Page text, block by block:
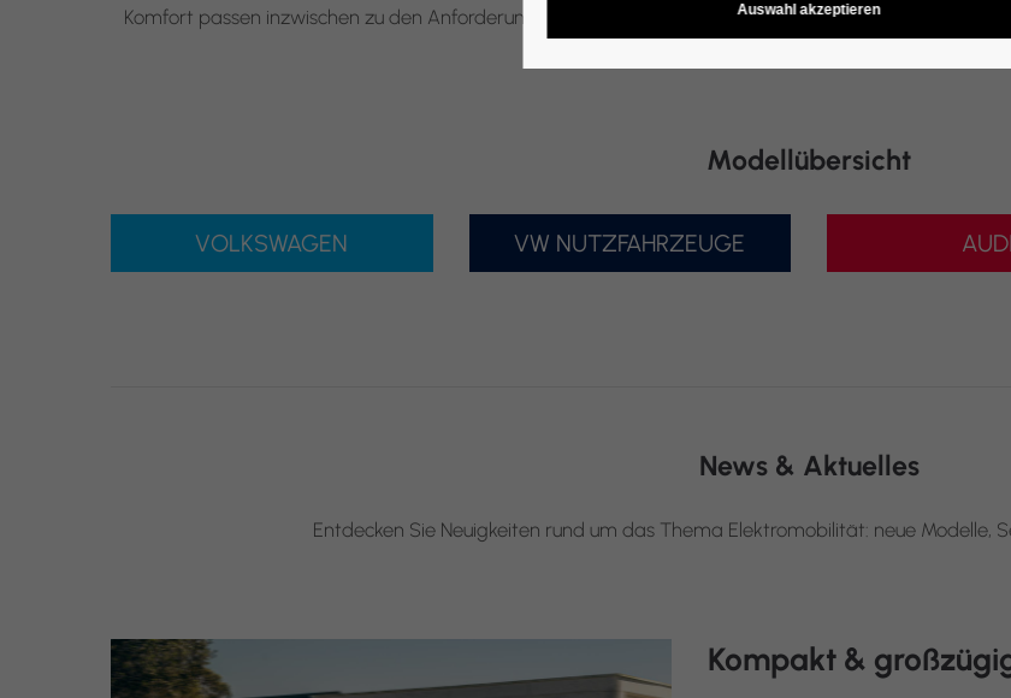
Komfort passen inzwischen zu den Anforderungen im täglichen Leben. Lassen Sie sich bei ZEMKE
Modellübersicht
VOLKSWAGEN VW NUTZFAHRZEUGE AUDI
News & Aktuelles
Entdecken Sie Neuigkeiten rund um das Thema Elektromobilität: neue Modelle,
Kompakt &